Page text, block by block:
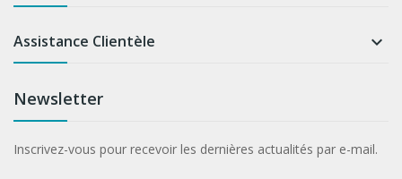
Assistance Clientèle 
Newsletter
Inscrivez-vous pour recevoir les dernières actualités par e-mail.